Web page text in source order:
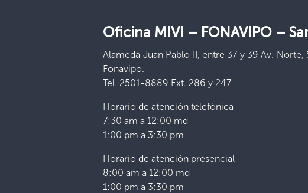
Oficina MIVI – FONAVIPO –
Alameda Juan Pablo II, entre 37 y 39 Av. Norte,
Fonavipo.
Tel. 2501-8889 Ext. 286 y 247
Horario de atención telefónica
7:30 am a 12:00 md
1:00 pm a 3:30 pm
Horario de atención presencial
8:00 am a 12:00 md
1:00 pm a 3:30 pm